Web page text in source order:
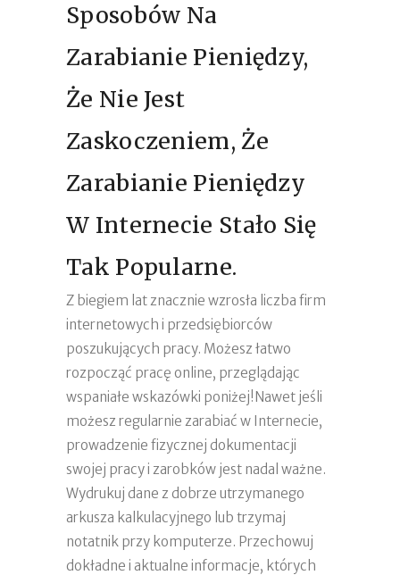
Sposobów Na
Zarabianie Pieniędzy,
Że Nie Jest
Zaskoczeniem, Że
Zarabianie Pieniędzy
W Internecie Stało Się
Tak Popularne.
Z biegiem lat znacznie wzrosła liczba firm
internetowych i przedsiębiorców
poszukujących pracy. Możesz łatwo
rozpocząć pracę online, przeglądając
wspaniałe wskazówki poniżej!Nawet jeśli
możesz regularnie zarabiać w Internecie,
prowadzenie fizycznej dokumentacji
swojej pracy i zarobków jest nadal ważne.
Wydrukuj dane z dobrze utrzymanego
arkusza kalkulacyjnego lub trzymaj
notatnik przy komputerze. Przechowuj
dokładne i aktualne informacje, których